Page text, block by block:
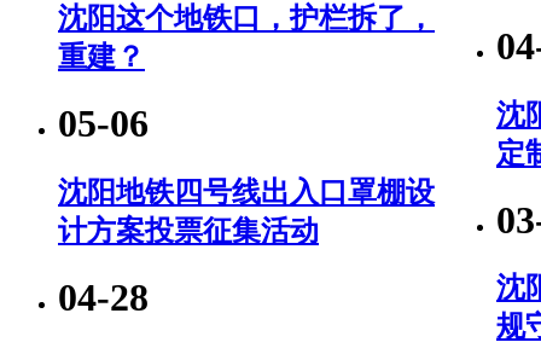
沈阳这个地铁口，护栏拆了，
重建？
05-06
沈阳地铁四号线出入口罩棚设
计方案投票征集活动
04-28
沈
定
沈
规